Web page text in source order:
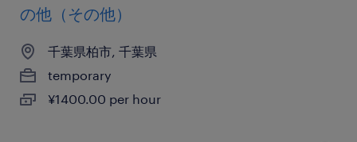
の他（その他）
千葉県柏市, 千葉県
temporary
¥1400.00 per hour